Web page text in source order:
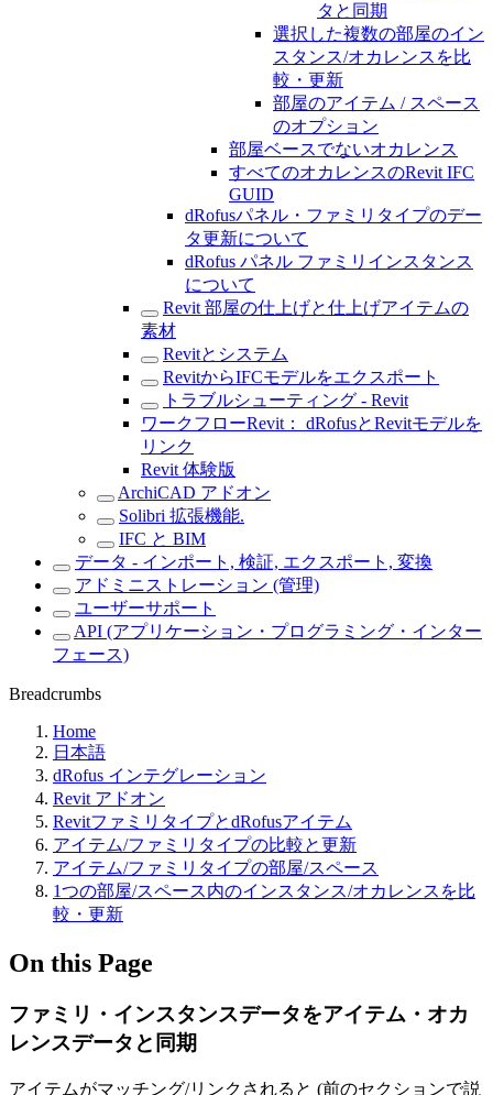
タと同期
選択した複数の部屋のイン
スタンス/オカレンスを比
較・更新
部屋のアイテム / スペース
のオプション
部屋ベースでないオカレンス
すべてのオカレンスのRevit IFC
GUID
dRofusパネル・ファミリタイプのデー
タ更新について
dRofus パネル ファミリインスタンス
について
Revit 部屋の仕上げと仕上げアイテムの
素材
Revitとシステム
RevitからIFCモデルをエクスポート
トラブルシューティング - Revit
ワークフローRevit： dRofusとRevitモデルを
リンク
Revit 体験版
ArchiCAD アドオン
Solibri 拡張機能.
IFC と BIM
データ - インポート, 検証, エクスポート, 変換
アドミニストレーション (管理)
ユーザーサポート
API (アプリケーション・プログラミング・インター
フェース)
Breadcrumbs
Home
日本語
dRofus インテグレーション
Revit アドオン
RevitファミリタイプとdRofusアイテム
アイテム/ファミリタイプの比較と更新
アイテム/ファミリタイプの部屋/スペース
1つの部屋/スペース内のインスタンス/オカレンスを比
較・更新
On this Page
ファミリ・インスタンスデータをアイテム・オカ
レンスデータと同期
アイテムがマッチング/リンクされると (前のセクションで説